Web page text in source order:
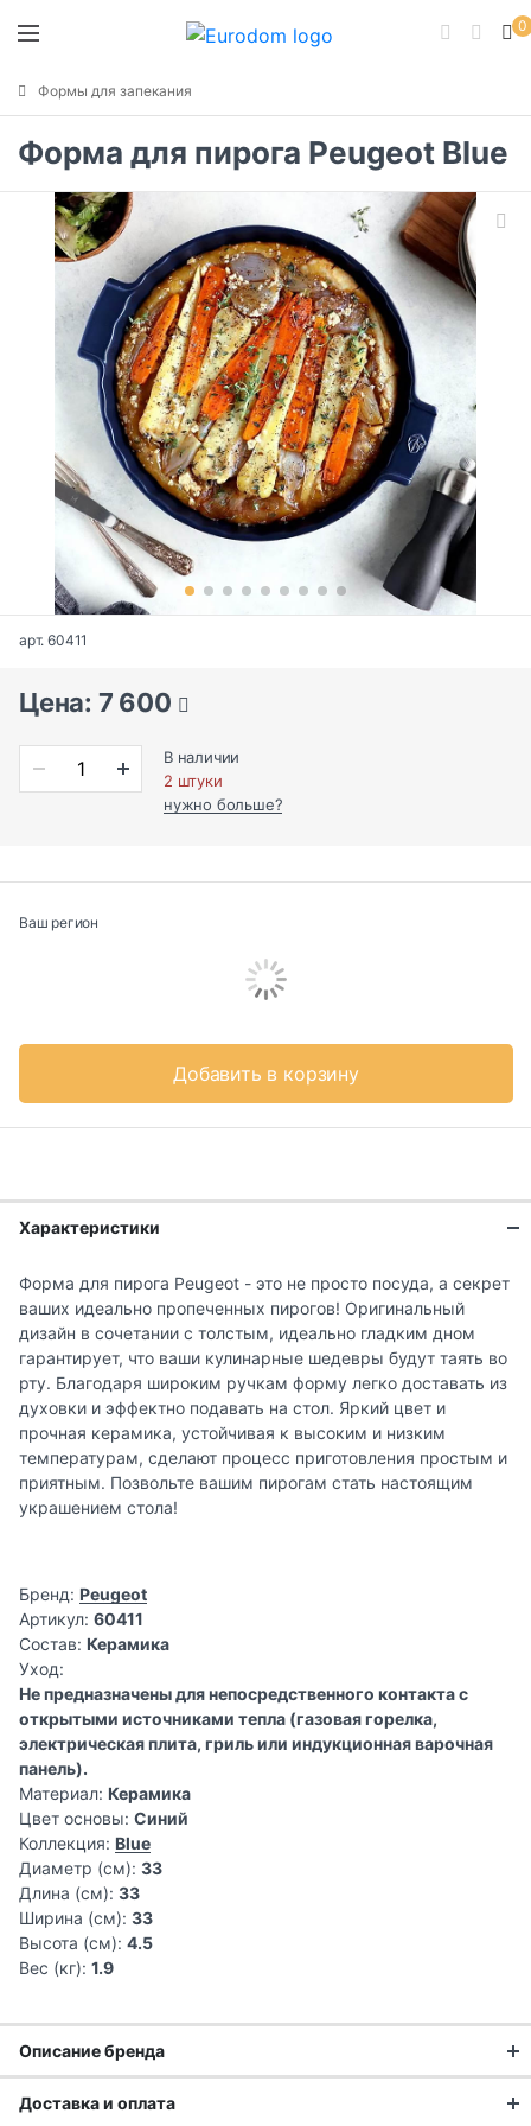
0
Формы для запекания
Форма для пирога Peugeot Blue
арт. 60411
Цена: 7 600
В наличии
2 штуки
нужно больше?
Ваш регион
Добавить в корзину
Характеристики
Форма для пирога Peugeot - это не просто посуда, а секрет
ваших идеально пропеченных пирогов! Оригинальный
дизайн в сочетании с толстым, идеально гладким дном
гарантирует, что ваши кулинарные шедевры будут таять во
рту. Благодаря широким ручкам форму легко доставать из
духовки и эффектно подавать на стол. Яркий цвет и
прочная керамика, устойчивая к высоким и низким
температурам, сделают процесс приготовления простым и
приятным. Позвольте вашим пирогам стать настоящим
украшением стола!
Бренд: Peugeot
Артикул: 60411
Состав: Керамика
Уход:
Не предназначены для непосредственного контакта с
открытыми источниками тепла (газовая горелка,
электрическая плита, гриль или индукционная варочная
панель).
Материал: Керамика
Цвет основы: Синий
Коллекция: Blue
Диаметр (см): 33
Длина (см): 33
Ширина (см): 33
Высота (см): 4.5
Вес (кг): 1.9
Описание бренда
Технологии Peugeot — это сочетание лучших традиций в
Доставка и оплата